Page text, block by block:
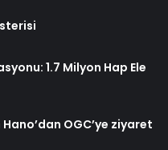
1.7 Milyon Hap Ele
Hano’dan OGC’ye ziyaret